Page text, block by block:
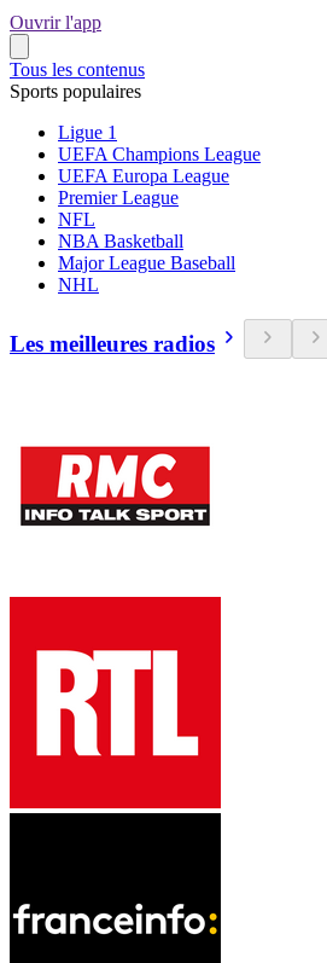
Ouvrir l'app
Tous les contenus
Sports populaires
Ligue 1
UEFA Champions League
UEFA Europa League
Premier League
NFL
NBA Basketball
Major League Baseball
NHL
Les meilleures radios